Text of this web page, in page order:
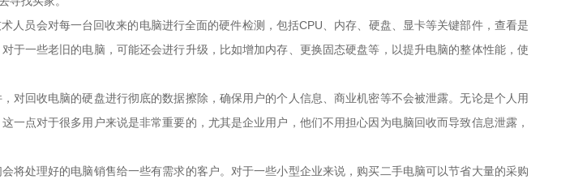
员会对每一台回收来的电脑进行全面的硬件检测，包括CPU、内存、硬盘、显卡等关键部件，查看是
一些老旧的电脑，可能还会进行升级，比如增加内存、更换固态硬盘等，以提升电脑的整体性能，使
回收电脑的硬盘进行彻底的数据擦除，确保用户的个人信息、商业机密等不会被泄露。无论是个人用
点对于很多用户来说是非常重要的，尤其是企业用户，他们不用担心因为电脑回收而导致信息泄露，
将处理好的电脑销售给一些有需求的客户。对于一些小型企业来说，购买二手电脑可以节省大量的采购